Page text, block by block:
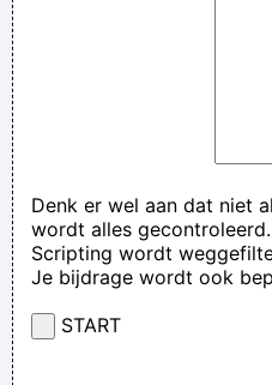
Denk er wel aan dat niet
wordt alles gecontroleerd.
Scripting wordt
Je bijdrage wordt ook
START